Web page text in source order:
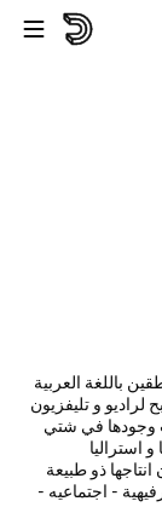
Skip to main
باللغة العربية
و تليفزيون
وجودها في شتي
ذو طبيعة
- اجتماعيه -